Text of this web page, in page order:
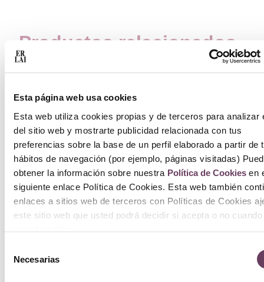
Esta página web usa cookies
Esta web utiliza cookies propias y de terceros para analizar
del sitio web y mostrarte publicidad relacionada con tus
preferencias sobre la base de un perfil elaborado a partir de
hábitos de navegación (por ejemplo, páginas visitadas)
obtener la información sobre nuestra Política de Cookiesen
siguiente enlace Política de Cookies. Esta web también
enlaces a sitios web de terceros con Políticas de Cookies
este sitio web que usted podrá decidir si acepta o no cuando
Necesarias
Productos relacionados